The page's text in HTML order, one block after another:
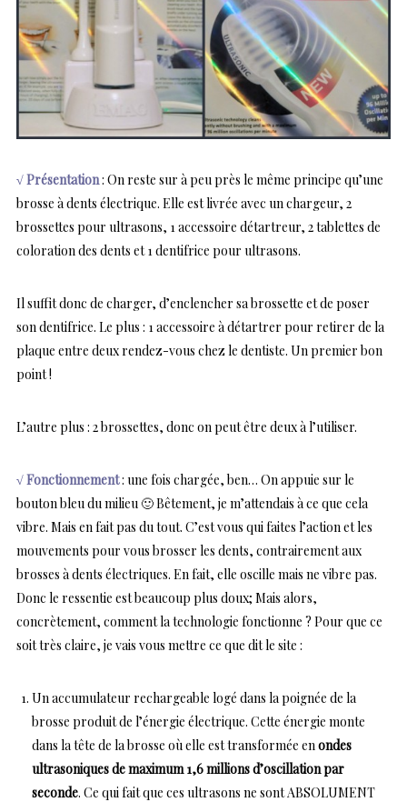
√ Présentation: On reste sur à peu près le même principe qu’une
brosse à dents électrique. Elle est livrée avec un chargeur, 2
brossettes pour ultrasons, 1 accessoire détartreur, 2 tablettes de
coloration des dents et 1 dentifrice pour ultrasons.
Il suffit donc de charger, d’enclencher sa brossette et de poser
son dentifrice. Le plus : 1 accessoire à détartrer pour retirer de la
plaque entre deux rendez-vous chez le dentiste. Un premier bon
point !
L’autre plus : 2 brossettes, donc on peut être deux à l’utiliser.
√ Fonctionnement: une fois chargée, ben… On appuie sur le
bouton bleu du milieu 🙂 Bêtement, je m’attendais à ce que cela
vibre. Mais en fait pas du tout. C’est vous qui faites l’action et les
mouvements pour vous brosser les dents, contrairement aux
brosses à dents électriques. En fait, elle oscille mais ne vibre pas.
Donc le ressentie est beaucoup plus doux; Mais alors,
concrètement, comment la technologie fonctionne ? Pour que ce
soit très claire, je vais vous mettre ce que dit le site :
Un accumulateur rechargeable logé dans la poignée de la
brosse produit de l’énergie électrique. Cette énergie monte
dans la tête de la brosse où elle est transformée enondes
ultrasoniques de maximum 1,6 millions d’oscillation par
seconde. Ce qui fait que ces ultrasons ne sont ABSOLUMENT